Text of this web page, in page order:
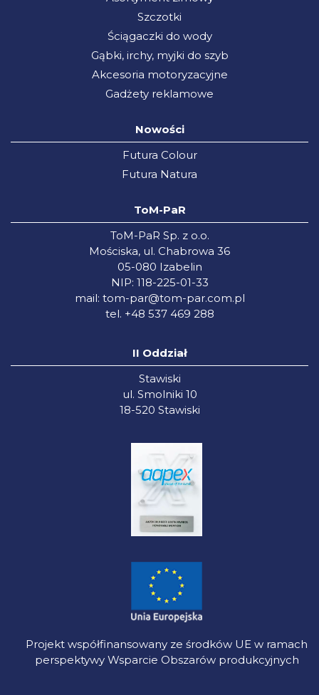
Szczotki
Ściągaczki do wody
Gąbki, irchy, myjki do szyb
Akcesoria motoryzacyjne
Gadżety reklamowe
Nowości
Futura Colour
Futura Natura
ToM-PaR
ToM-PaR Sp. z o.o.
Mościska, ul. Chabrowa 36
05-080 Izabelin
NIP: 118-225-01-33
mail: tom-par@tom-par.com.pl
tel. +48 537 469 288
II Oddział
Stawiski
ul. Smolniki 10
18-520 Stawiski
Projekt współfinansowany ze środków UE w ramach
perspektywy Wsparcie Obszarów produkcyjnych